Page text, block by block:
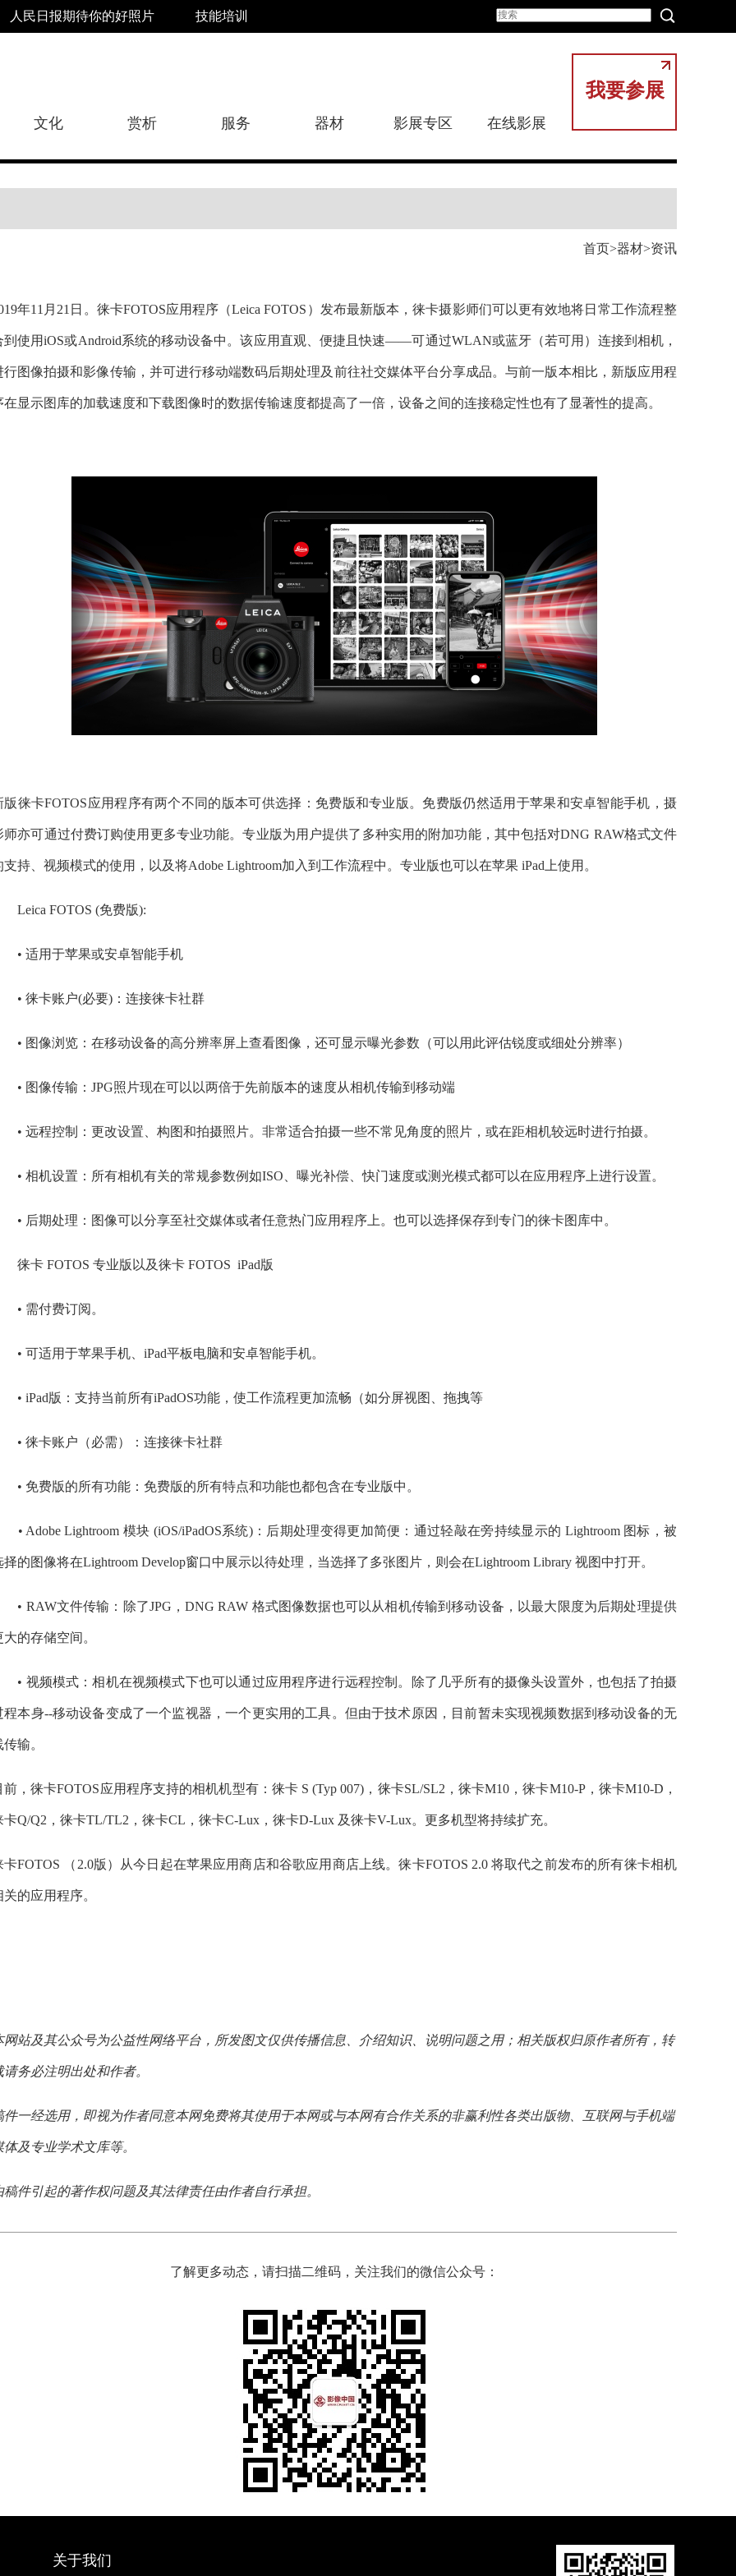
人民日报期待你的好照片 技能培训
我要参展
文化 赏析 服务 器材 影展专区 在线影展
首页 器材 资讯
年11月21日。徕卡FOTOS应用程序（Leica FOTOS）发布最新版本，徕卡摄影师们可以更有效地将日常工作流程整
到使用iOS或Android系统的移动设备中。该应用直观、便捷且快速——可通过WLAN或蓝牙（若可用）连接到相机，
行图像拍摄和影像传输，并可进行移动端数码后期处理及前往社交媒体平台分享成品。与前一版本相比，新版应用程
在显示图库的加载速度和下载图像时的数据传输速度都提高了一倍，设备之间的连接稳定性也有了显著性的提高。
版徕卡FOTOS应用程序有两个不同的版本可供选择：免费版和专业版。免费版仍然适用于苹果和安卓智能手机，摄
师亦可通过付费订购使用更多专业功能。专业版为用户提供了多种实用的附加功能，其中包括对DNG RAW格式文件
支持、视频模式的使用，以及将Adobe Lightroom加入到工作流程中。专业版也可以在苹果 iPad上使用。
FOTOS (免费版):
适用于苹果或安卓智能手机
徕卡账户(必要)：连接徕卡社群
图像浏览：在移动设备的高分辨率屏上查看图像，还可显示曝光参数（可以用此评估锐度或细处分辨率）
图像传输：JPG照片现在可以以两倍于先前版本的速度从相机传输到移动端
程控制：更改设置、构图和拍摄照片。非常适合拍摄一些不常见角度的照片，或在距相机较远时进行拍摄。
机设置：所有相机有关的常规参数例如ISO、曝光补偿、快门速度或测光模式都可以在应用程序上进行设置。
期处理：图像可以分享至社交媒体或者任意热门应用程序上。也可以选择保存到专门的徕卡图库中。
卡 FOTOS 专业版以及徕卡 FOTOS iPad版
需付费订阅。
可适用于苹果手机、iPad平板电脑和安卓智能手机。
iPad版：支持当前所有iPadOS功能，使工作流程更加流畅（如分屏视图、拖拽等
徕卡账户（必需）：连接徕卡社群
免费版的所有功能：免费版的所有特点和功能也都包含在专业版中。
Lightroom 模块 (iOS/iPadOS系统)：后期处理变得更加简便：通过轻敲在旁持续显示的 Lightroom 图标，被
择的图像将在Lightroom Develop窗口中展示以待处理，当选择了多张图片，则会在Lightroom Library 视图中打开。
RAW文件传输：除了JPG，DNG RAW 格式图像数据也可以从相机传输到移动设备，以最大限度为后期处理提供
大的存储空间。
视频模式：相机在视频模式下也可以通过应用程序进行远程控制。除了几乎所有的摄像头设置外，也包括了拍摄
程本身--移动设备变成了一个监视器，一个更实用的工具。但由于技术原因，目前暂未实现视频数据到移动设备的无
传输。
前，徕卡FOTOS应用程序支持的相机机型有：徕卡 S (Typ 007)，徕卡SL/SL2，徕卡M10，徕卡M10-P，徕卡M10-D，
卡Q/Q2，徕卡TL/TL2，徕卡CL，徕卡C-Lux，徕卡D-Lux 及徕卡V-Lux。更多机型将持续扩充。
卡FOTOS （2.0版）从今日起在苹果应用商店和谷歌应用商店上线。徕卡FOTOS 2.0 将取代之前发布的所有徕卡相机
关的应用程序。
网站及其公众号为公益性网络平台，所发图文仅供传播信息、介绍知识、说明问题之用；相关版权归原作者所有，转
请务必注明出处和作者。
件一经选用，即视为作者同意本网免费将其使用于本网或与本网有合作关系的非赢利性各类出版物、互联网与手机端
体及专业学术文库等。
稿件引起的著作权问题及其法律责任由作者自行承担。
了解更多动态，请扫描二维码，关注我们的微信公众号：
关于我们